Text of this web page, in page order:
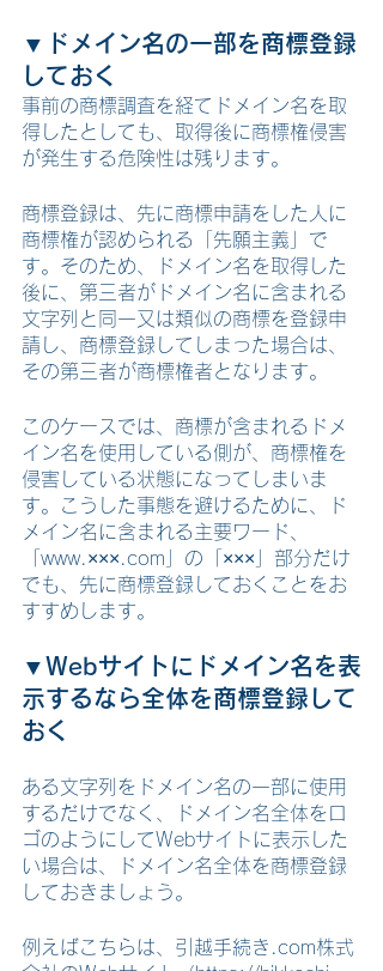
▼ドメイン名の一部を商標登録
しておく
事前の商標調査を経てドメイン名を取
得したとしても、取得後に商標権侵害
が発生する危険性は残ります。
商標登録は、先に商標申請をした人に
商標権が認められる「先願主義」で
す。そのため、ドメイン名を取得した
後に、第三者がドメイン名に含まれる
文字列と同一又は類似の商標を登録申
請し、商標登録してしまった場合は、
その第三者が商標権者となります。
このケースでは、商標が含まれるドメ
イン名を使用している側が、商標権を
侵害している状態になってしまいま
す。こうした事態を避けるために、ド
メイン名に含まれる主要ワード、
「www.×××.com」の「×××」部分だけ
でも、先に商標登録しておくことをお
すすめします。
▼Webサイトにドメイン名を表
示するなら全体を商標登録して
おく
ある文字列をドメイン名の一部に使用
するだけでなく、ドメイン名全体をロ
ゴのようにしてWebサイトに表示した
い場合は、ドメイン名全体を商標登録
しておきましょう。
例えばこちらは、引越手続き.com株式